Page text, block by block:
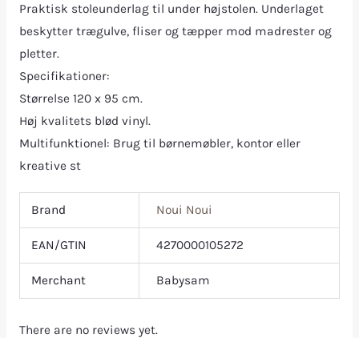
Praktisk stoleunderlag til under højstolen. Underlaget
beskytter trægulve, fliser og tæpper mod madrester og
pletter.
Specifikationer:
Størrelse 120 x 95 cm.
Høj kvalitets blød vinyl.
Multifunktionel: Brug til børnemøbler, kontor eller
kreative st
Brand Noui Noui
EAN/GTIN 4270000105272
Merchant Babysam
There are no reviews yet.